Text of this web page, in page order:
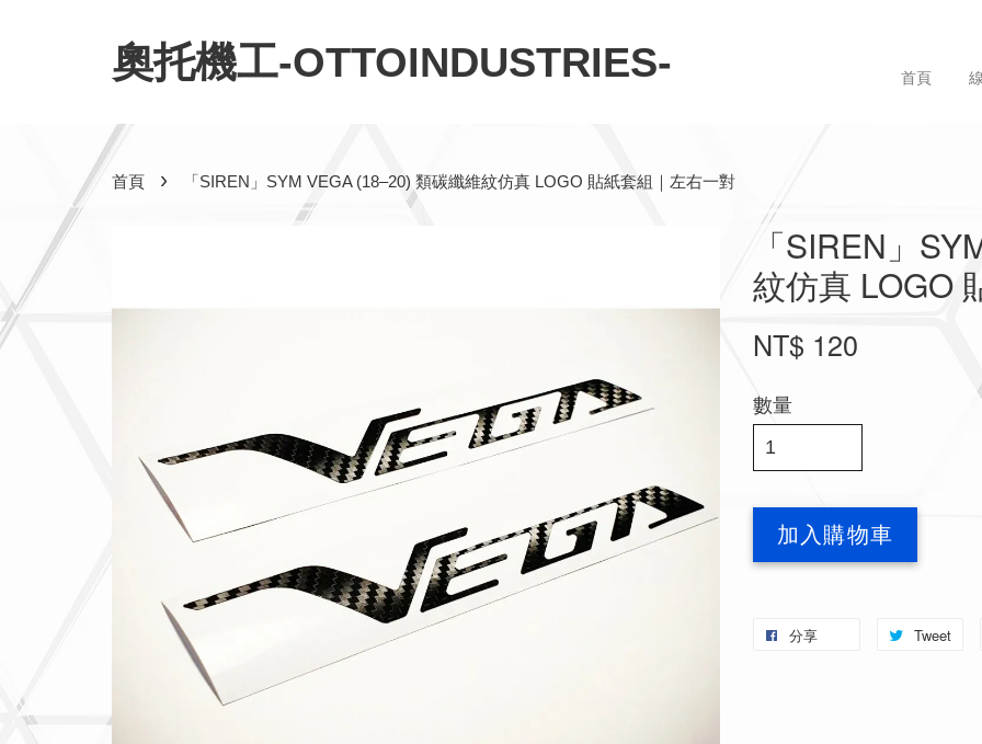
奧托機工-OTTOINDUSTRIES- 首頁
首頁 › 「SIREN」SYM VEGA (18–20) 類碳纖維紋仿真 LOGO 貼紙套組｜左右一對
「SIREN」
紋仿真 LOGO
NT$ 120
數量
加入購物車
分享 Tweet